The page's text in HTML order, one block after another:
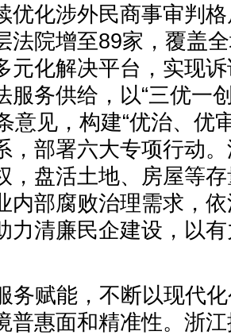
优化涉外民商事审判
法院增至89家，覆盖
元化解决平台，实现
服务供给，以“三优一
意见，构建“优治、优
，部署六大专项行动
，盘活土地、房屋等
内部腐败治理需求，
力清廉民企建设，以
务赋能，不断以现代
普惠面和精准性。浙